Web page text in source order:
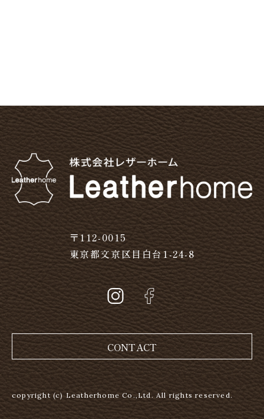
〒112-0015
東京都文京区目白台1-24-8
CONTACT
copyright (c) Leatherhome Co.,Ltd. All rights reserved.